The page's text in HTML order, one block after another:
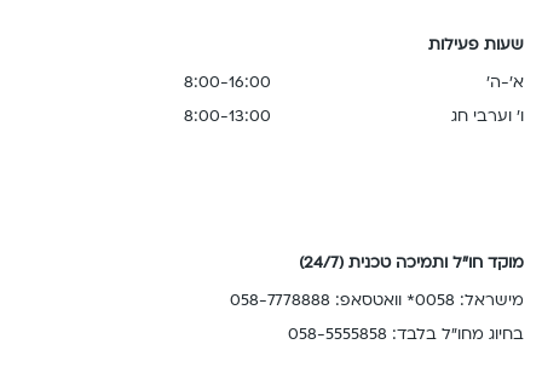
שעות פעילות
א'-ה'
8:00-16:00
ו' וערבי חג
8:00-13:00
מוקד חו"ל ותמיכה טכנית (24/7)
מישראל: 0058* וואטסאפ: 058-7778888
בחיוג מחו"ל בלבד: 058-5555858